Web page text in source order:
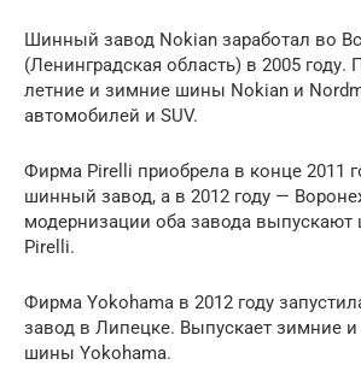
Шинный завод Nokian заработал во
(Ленинградская область) в 2005 году.
летние и зимние шины Nokian и
автомобилей и SUV.
Фирма Pirelli приобрела в конце 2011
шинный завод, а в 2012 году —
модернизации оба завода
Pirelli.
Фирма Yokohama в 2012 году
завод в Липецке. Выпускает зимние
шины Yokohama.